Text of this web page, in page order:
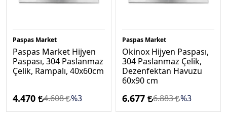
Paspas Market
Paspas Market Hijyen
Paspası, 304 Paslanmaz
Çelik, Rampalı, 40x60cm
4.470 4.608 %3
Paspas Market
Okinox Hijyen Paspası,
304 Paslanmaz Çelik,
Dezenfektan Havuzu
60x90 cm
6.677 6.883 %3